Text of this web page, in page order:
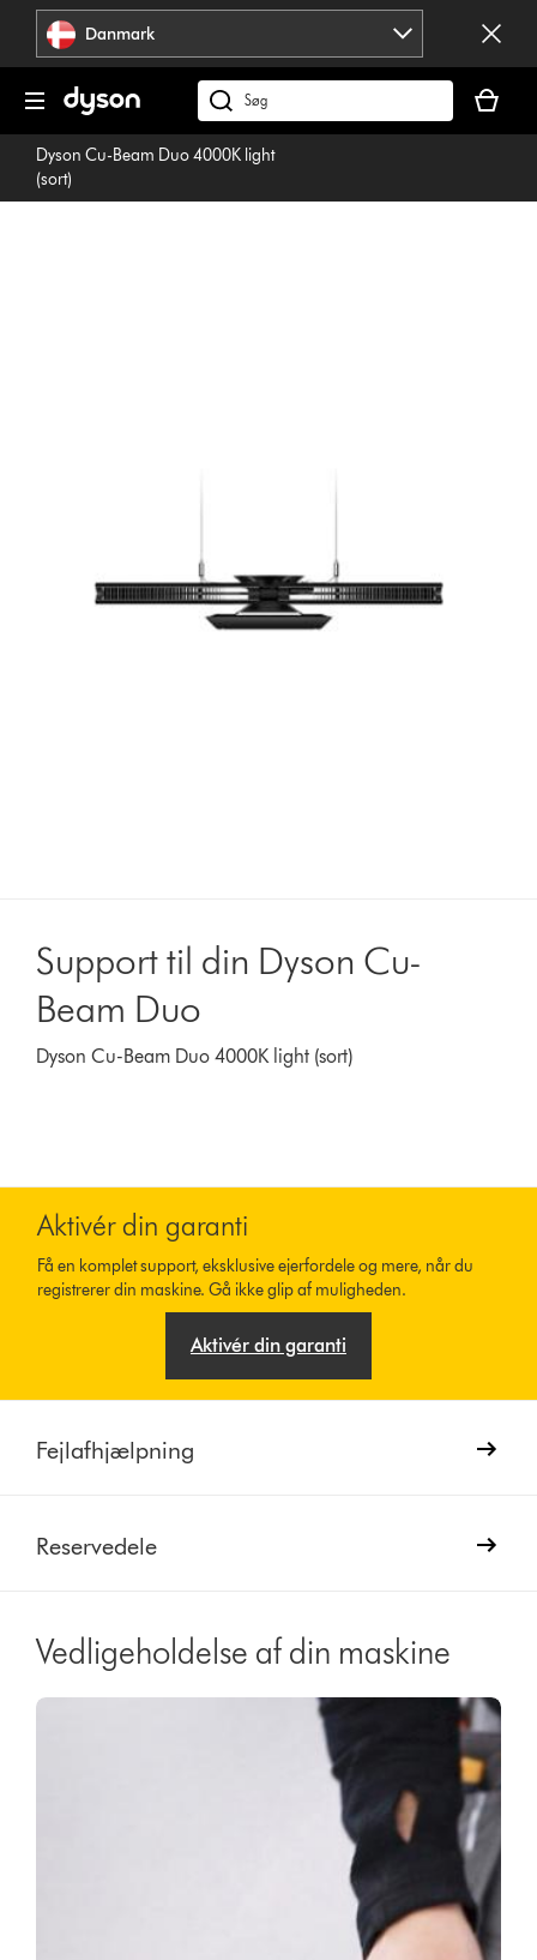
Spring
navigation
Danmark
Søg
på
dyson.dk
er
tom
Dyson Cu-Beam Duo 4000K light
(sort)
Support til din Dyson Cu-
Beam Duo
Dyson Cu-Beam Duo 4000K light (sort)
Aktivér din garanti
Få en komplet support, eksklusive ejerfordele og mere, når du
registrerer din maskine. Gå ikke glip af muligheden.
Aktivér din garanti
Fejlafhjælpning
Reservedele
Vedligeholdelse af din maskine